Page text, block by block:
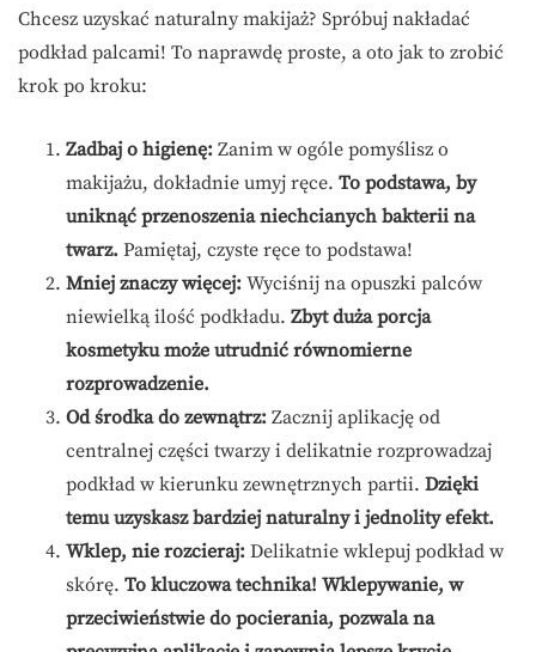
Chcesz uzyskać naturalny makijaż? Spróbuj nakładać
podkład palcami! To naprawdę proste, a oto jak to zrobić
krok po kroku:
Zadbaj o higienę: Zanim w ogóle pomyślisz o
makijażu, dokładnie umyj ręce. To podstawa, by
uniknąć przenoszenia niechcianych bakterii na
twarz. Pamiętaj, czyste ręce to podstawa!
Mniej znaczy więcej: Wyciśnij na opuszki palców
niewielką ilość podkładu. Zbyt duża porcja
kosmetyku może utrudnić równomierne
rozprowadzenie.
Od środka do zewnątrz: Zacznij aplikację od
centralnej części twarzy i delikatnie rozprowadzaj
podkład w kierunku zewnętrznych partii. Dzięki
temu uzyskasz bardziej naturalny i jednolity efekt.
Wklep, nie rozcieraj: Delikatnie wklepuj podkład w
skórę. To kluczowa technika! Wklepywanie, w
przeciwieństwie do pocierania, pozwala na